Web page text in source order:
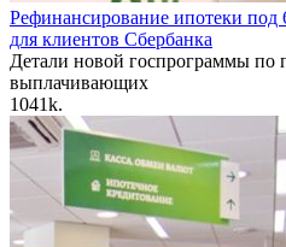
Рефинансирование ипотеки под
для клиентов Сбербанка
Детали новой госпрограммы по
выплачивающих
1041k.